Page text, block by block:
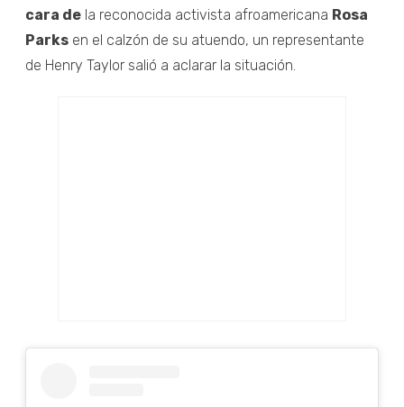
cara de la reconocida activista afroamericana Rosa
Parks en el calzón de su atuendo, un representante
de Henry Taylor salió a aclarar la situación.